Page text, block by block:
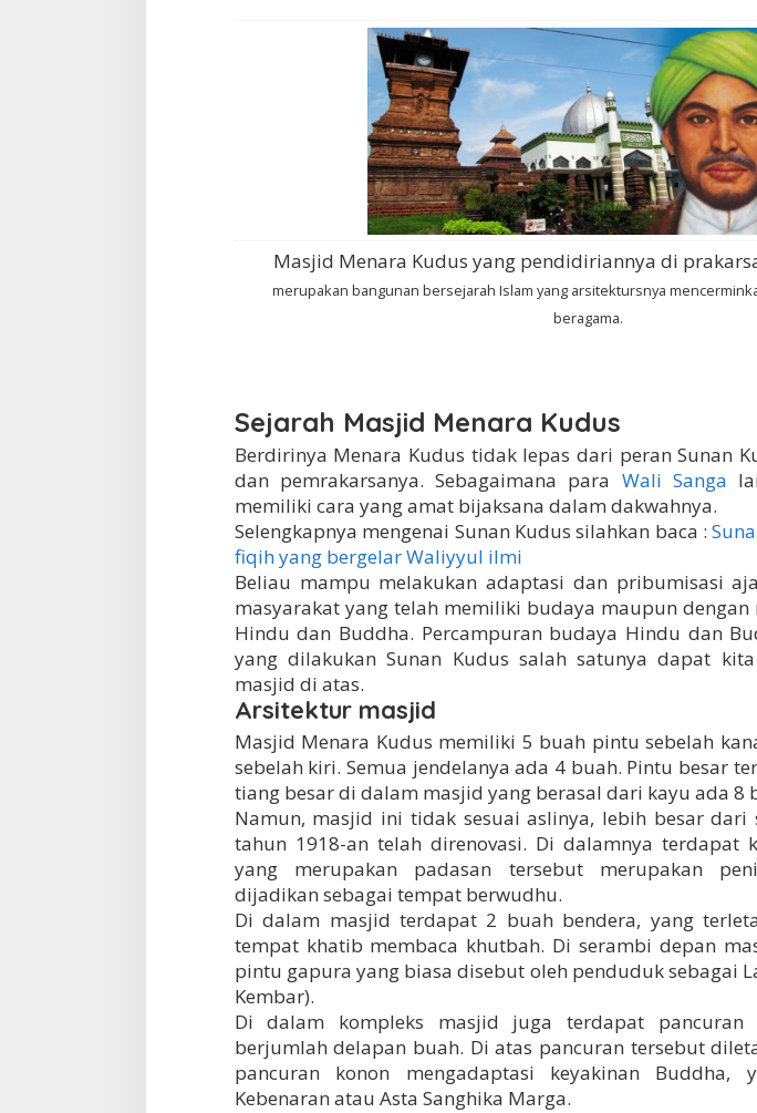
Masjid Menara Kudus yang pendidiriannya di
merupakan bangunan bersejarah Islam yang arsitektursnya
beragama.
Sejarah Masjid Menara Kudus
Berdirinya Menara Kudus tidak lepas dari peran Sunan
dan pemrakarsanya. Sebagaimana para Wali Sanga
memiliki cara yang amat bijaksana dalam dakwahnya.
Selengkapnya mengenai Sunan Kudus silahkan baca :
fiqih yang bergelar Waliyyul ilmi
Beliau mampu melakukan adaptasi dan pribumisasi
masyarakat yang telah memiliki budaya maupun
Hindu dan Buddha. Percampuran budaya Hindu dan
yang dilakukan Sunan Kudus salah satunya dapat
masjid di atas.
Arsitektur masjid
Masjid Menara Kudus memiliki 5 buah pintu sebelah
sebelah kiri. Semua jendelanya ada 4 buah. Pintu besar
tiang besar di dalam masjid yang berasal dari kayu ada 8
Namun, masjid ini tidak sesuai aslinya, lebih besar dari
tahun 1918-an telah direnovasi. Di dalamnya terdapat
yang merupakan padasan tersebut merupakan
dijadikan sebagai tempat berwudhu.
Di dalam masjid terdapat 2 buah bendera, yang
tempat khatib membaca khutbah. Di serambi depan
pintu gapura yang biasa disebut oleh penduduk sebagai
Kembar).
Di dalam kompleks masjid juga terdapat
berjumlah delapan buah. Di atas pancuran tersebut
pancuran konon mengadaptasi keyakinan Buddha,
Kebenaran atau Asta Sanghika Marga.